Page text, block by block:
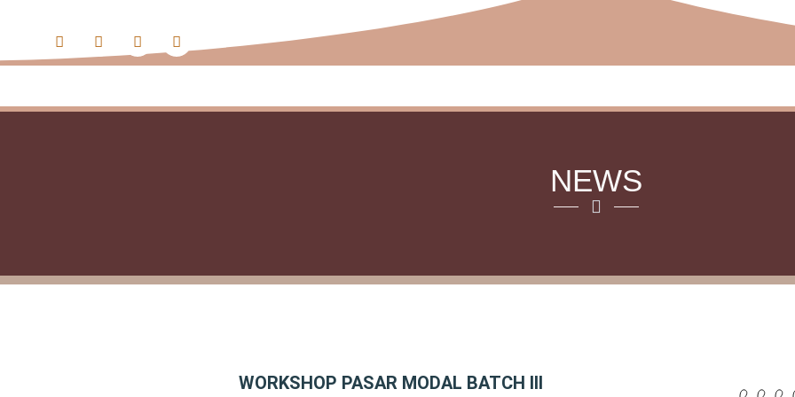
NEWS
WORKSHOP PASAR MODAL BATCH III